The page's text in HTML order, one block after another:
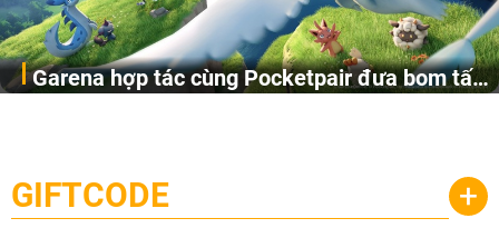
Garena hợp tác cùng Pocketpair đưa bom tấn
cầu, theo giấy phép chính thức từ công ty game Nhật Bản
Pocketpair, Inc.
GIFTCODE +